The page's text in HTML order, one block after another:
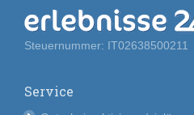
Steuernummer: IT02638500211
Service